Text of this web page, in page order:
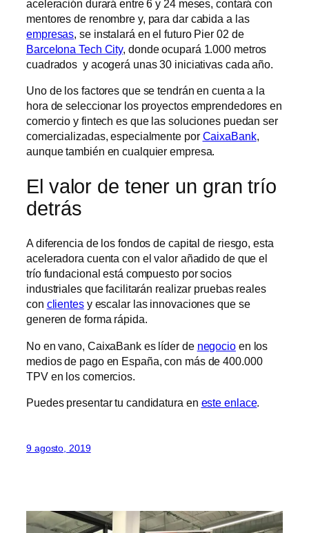
aceleración durará entre 6 y 24 meses, contará con
mentores de renombre y, para dar cabida a las
empresas, se instalará en el futuro Pier 02 de
Barcelona Tech City, donde ocupará 1.000 metros
cuadrados y acogerá unas 30 iniciativas cada año.
Uno de los factores que se tendrán en cuenta a la
hora de seleccionar los proyectos emprendedores en
comercio y fintech es que las soluciones puedan ser
comercializadas, especialmente por CaixaBank,
aunque también en cualquier empresa.
El valor de tener un gran trío
detrás
A diferencia de los fondos de capital de riesgo, esta
aceleradora cuenta con el valor añadido de que el
trío fundacional está compuesto por socios
industriales que facilitarán realizar pruebas reales
con clientesy escalar las innovaciones que se
generen de forma rápida.
No en vano, CaixaBank es líder de negocioen los
medios de pago en España, con más de 400.000
TPV en los comercios.
Puedes presentar tu candidatura en este enlace.
9 agosto, 2019